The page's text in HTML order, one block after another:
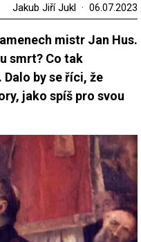
Jakub Jiří Jukl 06.07.2023
mistr Jan Hus.
smrt? Co tak
by se říci, že
jako spíš pro svou